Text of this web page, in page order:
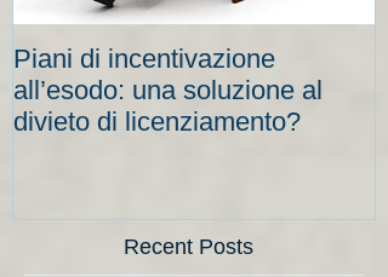
Piani di incentivazione
all’esodo: una soluzione al
divieto di licenziamento?
Recent Posts